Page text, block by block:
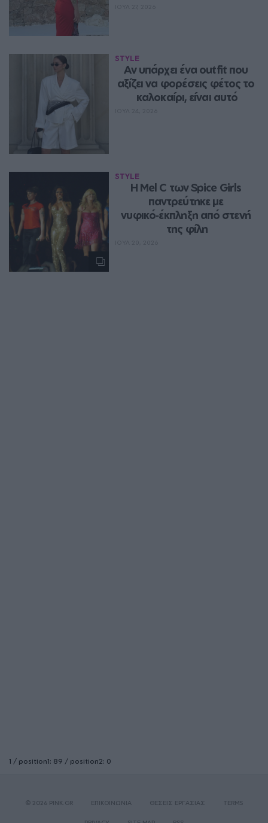
STYLE
Αν υπάρχει ένα outfit που
αξίζει να φορέσεις φέτος το
καλοκαίρι, είναι αυτό
STYLE
Η Mel C των Spice Girls
παντρεύτηκε με
νυφικό‑έκπληξη από στενή
της φίλη
1 / position1: 89 / position2: 0
© 2026 PINK.GR ΕΠΙΚΟΙΝΩΝΙΑ ΘΕΣΕΙΣ ΕΡΓΑΣΙΑΣ TERMS